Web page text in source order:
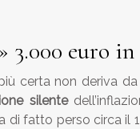
3.000 euro
certa non deriva
silente
fatto perso circa il